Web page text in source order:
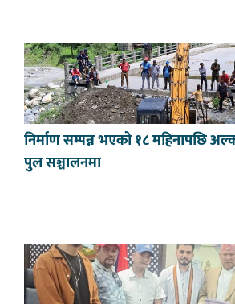
निर्माण सम्पन्न भएको १८ महिनापछि
पुल सञ्चालनमा